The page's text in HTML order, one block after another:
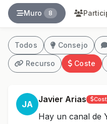
Muro 8
Todos Consejo
Recurso Coste
JA Javier Arias
Hay un canal de